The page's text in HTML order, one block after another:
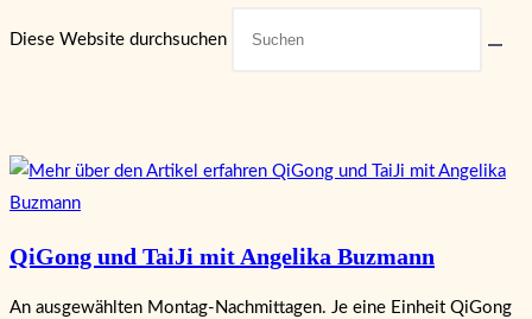
Diese Website durchsuchen
QiGong und TaiJi mit Angelika Buzmann
An ausgewählten Montag-Nachmittagen. Je eine Einheit QiGong